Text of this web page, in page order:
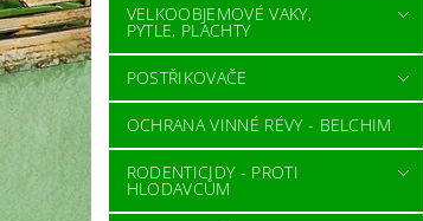
VELKOOBJEMOVÉ VAKY,
PYTLE, PLACHTY
POSTŘIKOVAČE
OCHRANA VINNÉ RÉVY - BELCHIM
RODENTICIDY - PROTI
HLODAVCŮM